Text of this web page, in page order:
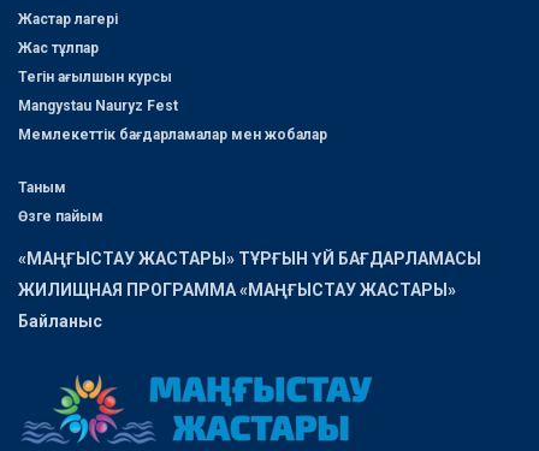
Жастар лагері
Жас тұлпар
Тегін ағылшын курсы
Mangystau Nauryz Fest
Мемлекеттік бағдарламалар мен жобалар
Таным
Өзге пайым
«МАҢҒЫСТАУ ЖАСТАРЫ» ТҰРҒЫН ҮЙ БАҒДАРЛАМАСЫ
ЖИЛИЩНАЯ ПРОГРАММА «МАҢҒЫСТАУ ЖАСТАРЫ»
Байланыс